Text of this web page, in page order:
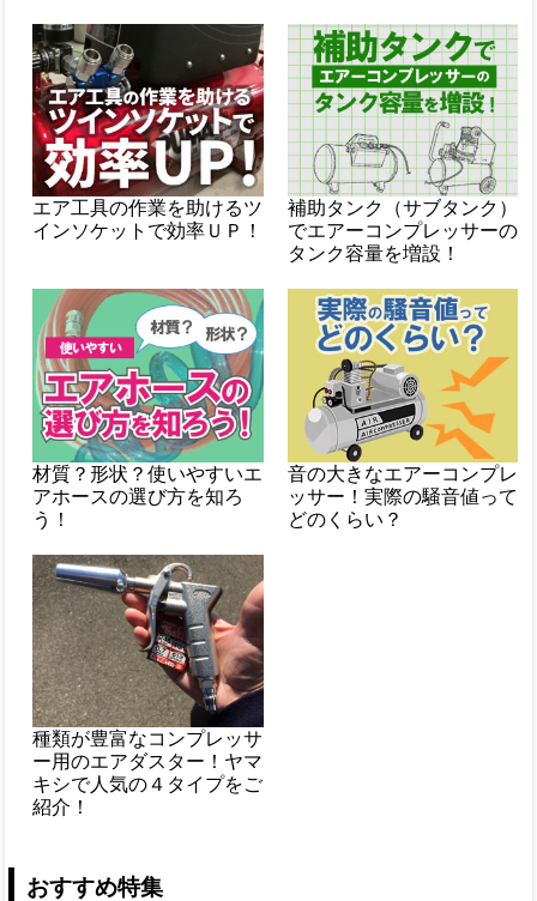
エア工具の作業を助けるツ
インソケットで効率ＵＰ！
補助タンク（サブタンク）
でエアーコンプレッサーの
タンク容量を増設！
材質？形状？使いやすいエ
アホースの選び方を知ろ
う！
音の大きなエアーコンプレ
ッサー！実際の騒音値って
どのくらい？
種類が豊富なコンプレッサ
ー用のエアダスター！ヤマ
キシで人気の４タイプをご
紹介！
おすすめ特集